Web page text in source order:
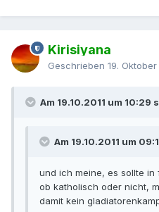
Kirisiyana
Geschrieben 19. Oktober
Am 19.10.2011 um 10:29
Am 19.10.2011 um
und ich meine, es sollte in
ob katholisch oder nicht,
damit kein